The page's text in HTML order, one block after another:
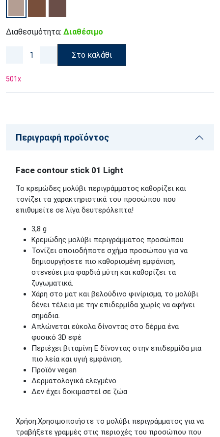
Διαθεσιμότητα: Διαθέσιμο
Στο καλάθι
501x
Περιγραφή προϊόντος
Face contour stick 01 Light
Το κρεμώδες μολύβι περιγράμματος καθορίζει και
τονίζει τα χαρακτηριστικά του προσώπου που
επιθυμείτε σε λίγα δευτερόλεπτα!
3,8 g
Κρεμώδης μολύβι περιγράμματος προσώπου
Τονίζει οποιοδήποτε σχήμα προσώπου για να
δημιουργήσετε πιο καθορισμένη εμφάνιση,
στενεύει μια φαρδιά μύτη και καθορίζει τα
ζυγωματικά.
Χάρη στο ματ και βελούδινο φινίρισμα, το μολύβι
δένει τέλεια με την επιδερμίδα χωρίς να αφήνει
σημάδια.
Απλώνεται εύκολα δίνοντας στο δέρμα ένα
φυσικό 3D εφέ
Περιέχει βιταμίνη Ε δίνοντας στην επιδερμίδα μια
πιο λεία και υγιή εμφάνιση.
Προϊόν vegan
Δερματολογικά ελεγμένο
Δεν έχει δοκιμαστεί σε ζώα
Χρήση:Χρησιμοποιήστε το μολύβι περιγράμματος για να
τραβήξετε γραμμές στις περιοχές του προσώπου που